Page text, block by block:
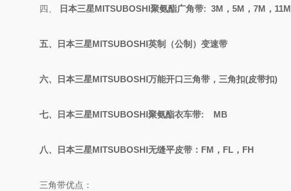
四、 日本三星MITSUBOSHI聚氨酯广角带: 3M，5M，7M，11M
五、日本三星MITSUBOSHI英制（公制）变速带
六、日本三星MITSUBOSHI万能开口三角带，三角扣(皮带扣)
七、日本三星MITSUBOSHI聚氨酯衣车带: MB
八、日本三星MITSUBOSHI无缝平皮带：FM，FL，FH
三角带优点：